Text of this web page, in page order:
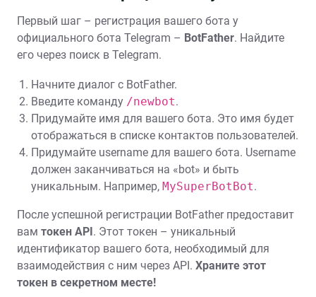
Первый шаг – регистрация вашего бота у
официального бота Telegram – BotFather. Найдите
его через поиск в Telegram.
Начните диалог с BotFather.
Введите команду /newbot.
Придумайте имя для вашего бота. Это имя будет
отображаться в списке контактов пользователей.
Придумайте username для вашего бота. Username
должен заканчиваться на «bot» и быть
уникальным. Например, MySuperBotBot.
После успешной регистрации BotFather предоставит
вам токен API. Этот токен – уникальный
идентификатор вашего бота, необходимый для
взаимодействия с ним через API. Храните этот
токен в секретном месте!